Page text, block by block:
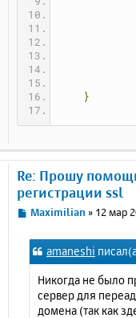
}
Re: Прошу
регистрации ssl
С
о
б
Maximilian » 12 мар
amaneshi
Никогда не было
сервер для
домена (так как